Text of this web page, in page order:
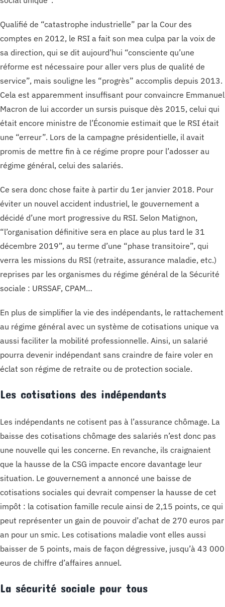
Qualifié de “catastrophe industrielle” par la Cour des
comptes en 2012, le RSI a fait son mea culpa par la voix de
sa direction, qui se dit aujourd’hui “consciente qu’une
réforme est nécessaire pour aller vers plus de qualité de
service”, mais souligne les “progrès” accomplis depuis 2013.
Cela est apparemment insuffisant pour convaincre Emmanuel
Macron de lui accorder un sursis puisque dès 2015, celui qui
était encore ministre de l’Économie estimait que le RSI était
une “erreur”. Lors de la campagne présidentielle, il avait
promis de mettre fin à ce régime propre pour l’adosser au
régime général, celui des salariés.
Ce sera donc chose faite à partir du 1er janvier 2018. Pour
éviter un nouvel accident industriel, le gouvernement a
décidé d’une mort progressive du RSI. Selon Matignon,
“l’organisation définitive sera en place au plus tard le 31
décembre 2019”, au terme d’une “phase transitoire”, qui
verra les missions du RSI (retraite, assurance maladie, etc.)
reprises par les organismes du régime général de la Sécurité
sociale : URSSAF, CPAM…
En plus de simplifier la vie des indépendants, le rattachement
au régime général avec un système de cotisations unique va
aussi faciliter la mobilité professionnelle. Ainsi, un salarié
pourra devenir indépendant sans craindre de faire voler en
éclat son régime de retraite ou de protection sociale.
Les cotisations des indépendants
Les indépendants ne cotisent pas à l’assurance chômage. La
baisse des cotisations chômage des salariés n’est donc pas
une nouvelle qui les concerne. En revanche, ils craignaient
que la hausse de la CSG impacte encore davantage leur
situation. Le gouvernement a annoncé une baisse de
cotisations sociales qui devrait compenser la hausse de cet
impôt : la cotisation famille recule ainsi de 2,15 points, ce qui
peut représenter un gain de pouvoir d’achat de 270 euros par
an pour un smic. Les cotisations maladie vont elles aussi
baisser de 5 points, mais de façon dégressive, jusqu’à 43 000
euros de chiffre d’affaires annuel.
La sécurité sociale pour tous